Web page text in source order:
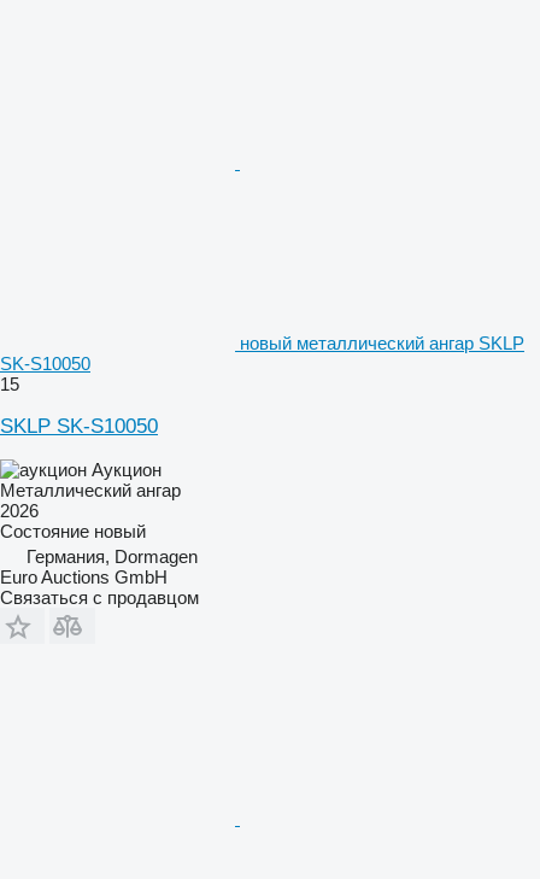
новый металлический ангар SKLP
SK-S10050
15
SKLP SK-S10050
Аукцион
Металлический ангар
2026
Состояние новый
Германия, Dormagen
Euro Auctions GmbH
Связаться с продавцом